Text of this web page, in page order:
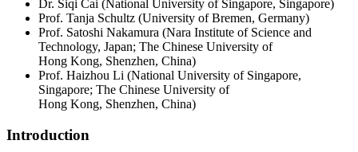
Dr. Siqi Cai (National University of Singapore, Singapore)
Prof. Tanja Schultz (University of Bremen, Germany)
Prof. Satoshi Nakamura (Nara Institute of Science and
Technology, Japan; The Chinese University of
Hong Kong, Shenzhen, China)
Prof. Haizhou Li (National University of Singapore,
Singapore; The Chinese University of
Hong Kong, Shenzhen, China)
Introduction